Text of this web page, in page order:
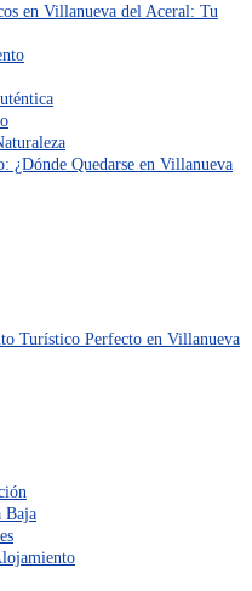
en Villanueva del Aceral: Tu
¿Dónde Quedarse en Villanueva
Turístico Perfecto en Villanueva
Baja